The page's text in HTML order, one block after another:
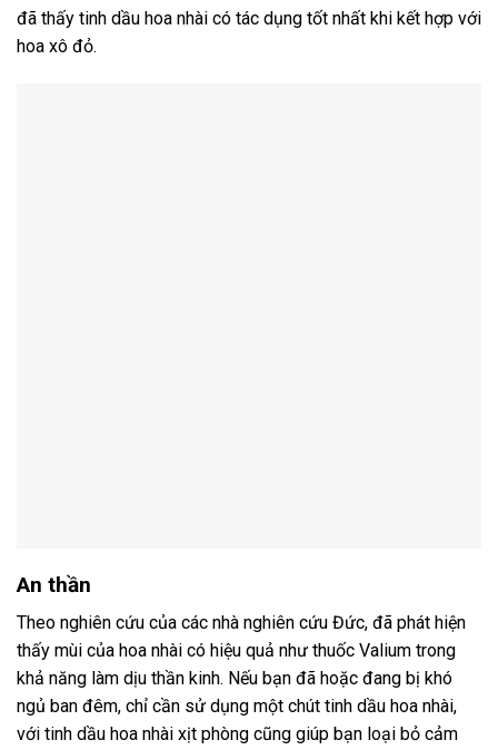
đã thấy tinh dầu hoa nhài có tác dụng tốt nhất khi kết hợp với
hoa xô đỏ.
An thần
Theo nghiên cứu của các nhà nghiên cứu Đức, đã phát hiện
thấy mùi của hoa nhài có hiệu quả như thuốc Valium trong
khả năng làm dịu thần kinh. Nếu bạn đã hoặc đang bị khó
ngủ ban đêm, chỉ cần sử dụng một chút tinh dầu hoa nhài,
với tinh dầu hoa nhài xịt phòng cũng giúp bạn loại bỏ cảm